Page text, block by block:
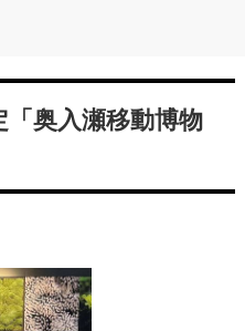
奥入瀬移動博物